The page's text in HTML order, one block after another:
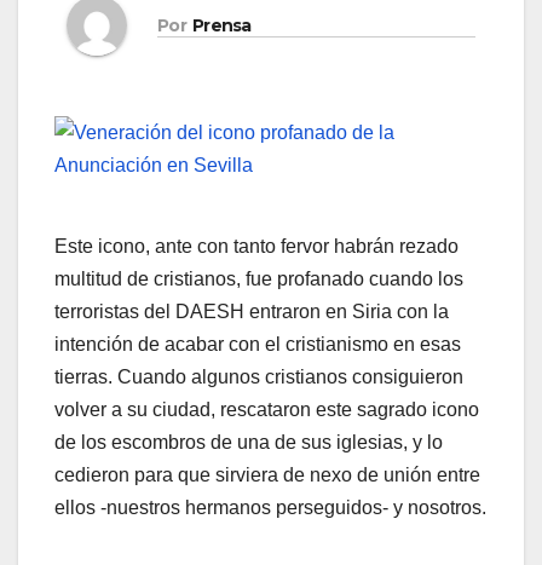
Por Prensa
Este icono, ante con tanto fervor habrán rezado
multitud de cristianos, fue profanado cuando los
terroristas del DAESH entraron en Siria con la
intención de acabar con el cristianismo en esas
tierras. Cuando algunos cristianos consiguieron
volver a su ciudad, rescataron este sagrado icono
de los escombros de una de sus iglesias, y lo
cedieron para que sirviera de nexo de unión entre
ellos -nuestros hermanos perseguidos- y nosotros.